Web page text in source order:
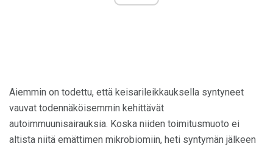
Aiemmin on todettu, että keisarileikkauksella syntyneet
vauvat todennäköisemmin kehittävät
autoimmuunisairauksia. Koska niiden toimitusmuoto ei
altista niitä emättimen mikrobiomiin, heti syntymän jälkeen